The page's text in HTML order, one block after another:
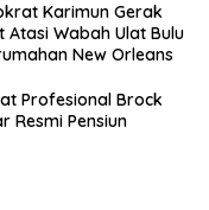
Karimun Gerak
Atasi Wabah Ulat Bulu
New Orleans
Profesional Brock
Resmi Pensiun